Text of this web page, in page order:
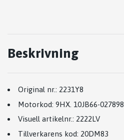
Beskrivning
Original nr.: 2231Y8
Motorkod: 9HX. 10JB66-
Visuell artikelnr.: 2222LV
Tillverkarens kod: 20DM83